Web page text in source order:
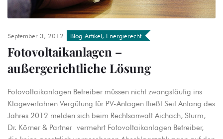
September 3, 2012 Blog-Artikel, Energierecht
Fotovoltaikanlagen –
außergerichtliche Lösung
Fotovoltaikanlagen Betreiber müssen nicht zwangsläufig ins
Klageverfahren Vergütung für PV-Anlagen fließt Seit Anfang des
Jahres 2012 melden sich beim Rechtsanwalt Aichach, Sturm,
Dr. Körner & Partner vermehrt Fotovoltaikanlagen Betreiber,